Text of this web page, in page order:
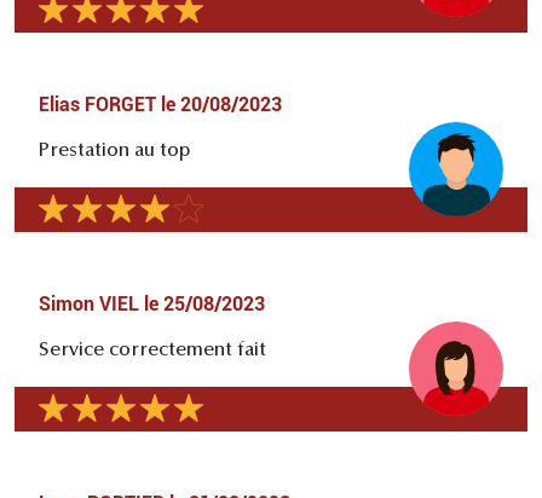
Elias FORGET le 20/08/2023
Prestation au top
Simon VIEL le 25/08/2023
Service correctement fait